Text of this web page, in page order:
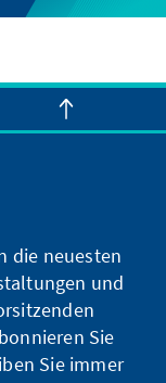
die neuesten
und
Sie
Sie immer